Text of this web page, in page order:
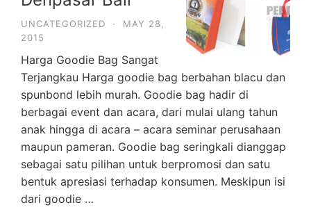
UNCATEGORIZED ·
MAY 28,
2015
Harga Goodie Bag Sangat
Terjangkau Harga goodie bag berbahan blacu dan
spunbond lebih murah. Goodie bag hadir di
berbagai event dan acara, dari mulai ulang tahun
anak hingga di acara – acara seminar perusahaan
maupun pameran. Goodie bag seringkali dianggap
sebagai satu pilihan untuk berpromosi dan satu
bentuk apresiasi terhadap konsumen. Meskipun isi
dari goodie …